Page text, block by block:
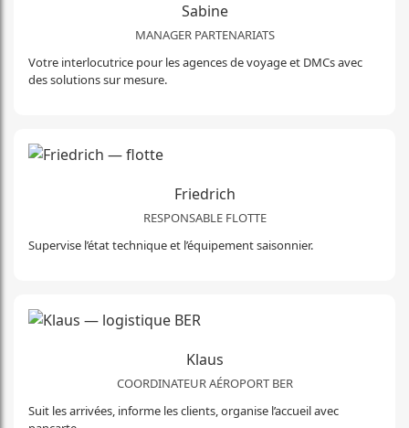
Sabine
MANAGER PARTENARIATS
Votre interlocutrice pour les agences de voyage et DMCs avec
des solutions sur mesure.
Friedrich
RESPONSABLE FLOTTE
Supervise l’état technique et l’équipement saisonnier.
Klaus
COORDINATEUR AÉROPORT BER
Suit les arrivées, informe les clients, organise l’accueil avec